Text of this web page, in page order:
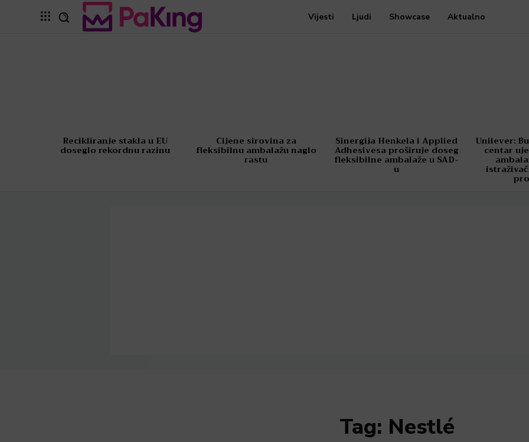
Vijesti Ljudi Showcase Aktualno
Recikliranje stakla u EU
doseglo rekordnu razinu
Cijene sirovina za
fleksibilnu ambalažu naglo
rastu
Sinergija Henkela i Applied
Adhesivesa proširuje doseg
fleksibilne ambalaže u SAD-
u
Unilever:
centar
Tag: Nestlé